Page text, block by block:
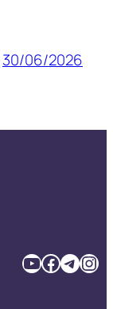
30/06/2026
YouTube Facebook TelegramInstagram